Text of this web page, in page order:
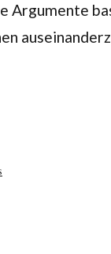
Argumente